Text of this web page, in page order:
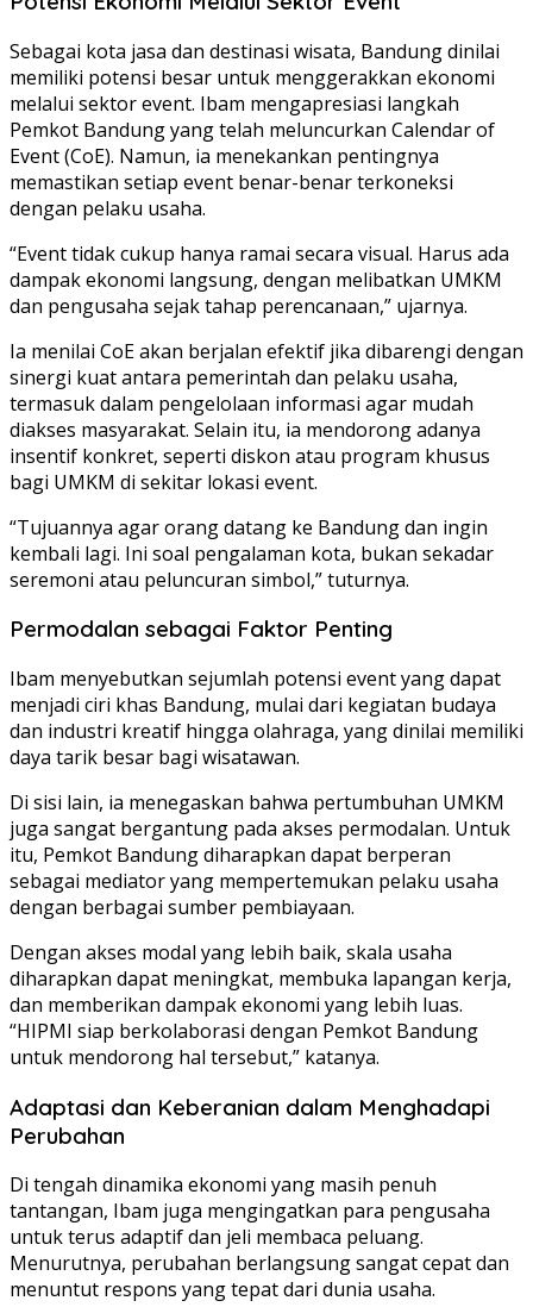
Sebagai kota jasa dan destinasi wisata, Bandung dinilai
memiliki potensi besar untuk menggerakkan ekonomi
melalui sektor event. Ibam mengapresiasi langkah
Pemkot Bandung yang telah meluncurkan Calendar of
Event (CoE). Namun, ia menekankan pentingnya
memastikan setiap event benar-benar terkoneksi
dengan pelaku usaha.
“Event tidak cukup hanya ramai secara visual. Harus ada
dampak ekonomi langsung, dengan melibatkan UMKM
dan pengusaha sejak tahap perencanaan,” ujarnya.
Ia menilai CoE akan berjalan efektif jika dibarengi dengan
sinergi kuat antara pemerintah dan pelaku usaha,
termasuk dalam pengelolaan informasi agar mudah
diakses masyarakat. Selain itu, ia mendorong adanya
insentif konkret, seperti diskon atau program khusus
bagi UMKM di sekitar lokasi event.
“Tujuannya agar orang datang ke Bandung dan ingin
kembali lagi. Ini soal pengalaman kota, bukan sekadar
seremoni atau peluncuran simbol,” tuturnya.
Permodalan sebagai Faktor Penting
Ibam menyebutkan sejumlah potensi event yang dapat
menjadi ciri khas Bandung, mulai dari kegiatan budaya
dan industri kreatif hingga olahraga, yang dinilai memiliki
daya tarik besar bagi wisatawan.
Di sisi lain, ia menegaskan bahwa pertumbuhan UMKM
juga sangat bergantung pada akses permodalan. Untuk
itu, Pemkot Bandung diharapkan dapat berperan
sebagai mediator yang mempertemukan pelaku usaha
dengan berbagai sumber pembiayaan.
Dengan akses modal yang lebih baik, skala usaha
diharapkan dapat meningkat, membuka lapangan kerja,
dan memberikan dampak ekonomi yang lebih luas.
“HIPMI siap berkolaborasi dengan Pemkot Bandung
untuk mendorong hal tersebut,” katanya.
Adaptasi dan Keberanian dalam Menghadapi
Perubahan
Di tengah dinamika ekonomi yang masih penuh
tantangan, Ibam juga mengingatkan para pengusaha
untuk terus adaptif dan jeli membaca peluang.
Menurutnya, perubahan berlangsung sangat cepat dan
menuntut respons yang tepat dari dunia usaha.